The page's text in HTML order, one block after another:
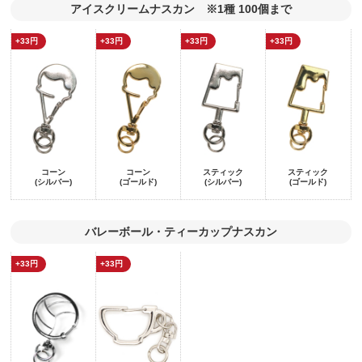
アイスクリームナスカン ※1種 100個まで
コーン
(シルバー)
+33円
コーン
(ゴールド)
+33円
スティック
(シルバー)
+33円
スティック
(ゴールド)
+33円
バレーボール・ティーカップナスカン
+33円 +33円